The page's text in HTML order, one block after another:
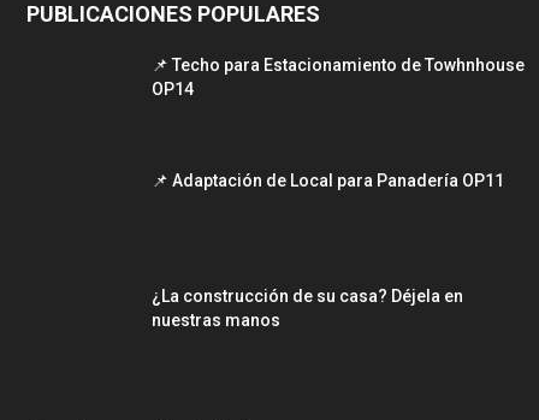
PUBLICACIONES POPULARES
📌 Techo para Estacionamiento de Towhnhouse
OP14
📌 Adaptación de Local para Panadería OP11
¿La construcción de su casa? Déjela en
nuestras manos